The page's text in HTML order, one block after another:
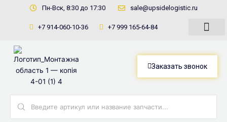
содержимому
Пн-Вск, 8:30 до 17:30 sale@upsidelogistic.ru
+7 914-060-10-36 +7 999 165-64-84
Заказать звонок